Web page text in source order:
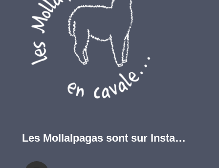
Les Mollalpagas sont sur Insta…